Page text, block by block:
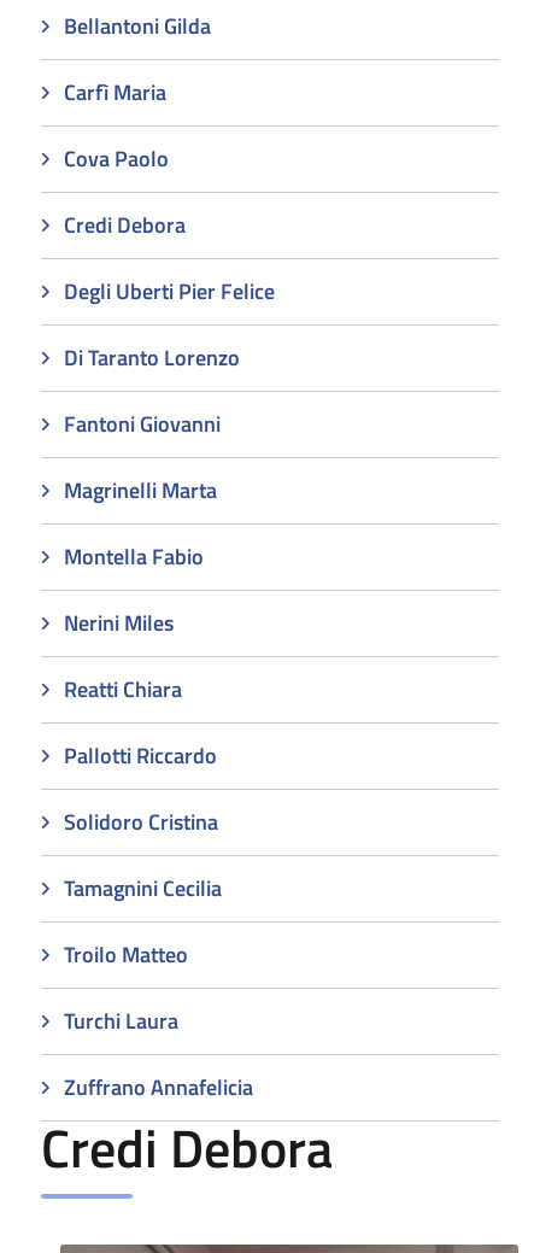
Bellantoni Gilda
Carfì Maria
Cova Paolo
Credi Debora
Degli Uberti Pier Felice
Di Taranto Lorenzo
Fantoni Giovanni
Magrinelli Marta
Montella Fabio
Nerini Miles
Reatti Chiara
Pallotti Riccardo
Solidoro Cristina
Tamagnini Cecilia
Troilo Matteo
Turchi Laura
Zuffrano Annafelicia
Credi Debora